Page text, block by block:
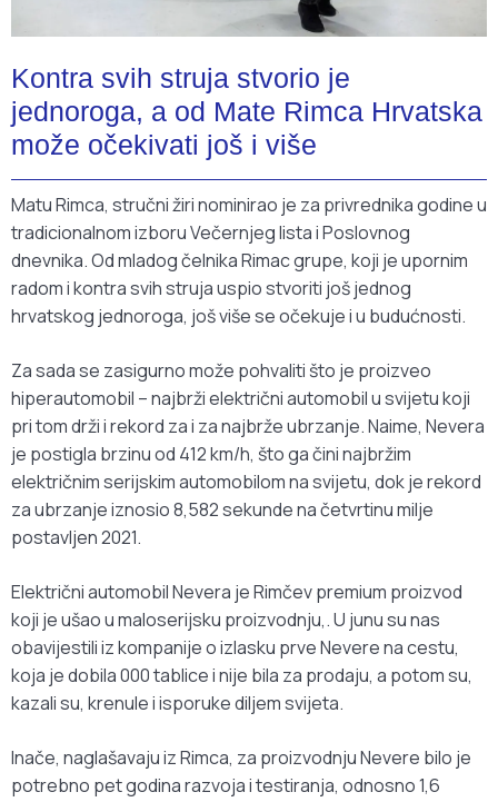
Kontra svih struja stvorio je
jednoroga, a od Mate Rimca Hrvatska
može očekivati još i više
Matu Rimca, stručni žiri nominirao je za privrednika godine u
tradicionalnom izboru Večernjeg lista i Poslovnog
dnevnika. Od mladog čelnika Rimac grupe, koji je upornim
radom i kontra svih struja uspio stvoriti još jednog
hrvatskog jednoroga, još više se očekuje i u budućnosti.
Za sada se zasigurno može pohvaliti što je proizveo
hiperautomobil – najbrži električni automobil u svijetu koji
pri tom drži i rekord za i za najbrže ubrzanje. Naime, Nevera
je postigla brzinu od 412 km/h, što ga čini najbržim
električnim serijskim automobilom na svijetu, dok je rekord
za ubrzanje iznosio 8,582 sekunde na četvrtinu milje
postavljen 2021.
Električni automobil Nevera je Rimčev premium proizvod
koji je ušao u maloserijsku proizvodnju,. U junu su nas
obavijestili iz kompanije o izlasku prve Nevere na cestu,
koja je dobila 000 tablice i nije bila za prodaju, a potom su,
kazali su, krenule i isporuke diljem svijeta.
Inače, naglašavaju iz Rimca, za proizvodnju Nevere bilo je
potrebno pet godina razvoja i testiranja, odnosno 1,6